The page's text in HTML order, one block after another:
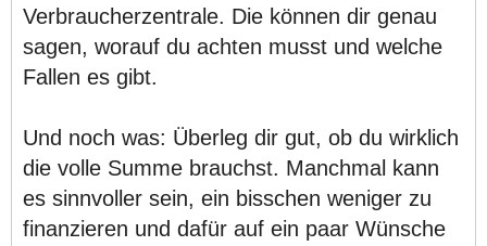
Verbraucherzentrale. Die können dir genau
sagen, worauf du achten musst und welche
Fallen es gibt.
Und noch was: Überleg dir gut, ob du wirklich
die volle Summe brauchst. Manchmal kann
es sinnvoller sein, ein bisschen weniger zu
finanzieren und dafür auf ein paar Wünsche